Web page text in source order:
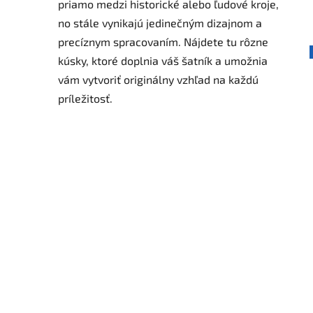
priamo medzi historické alebo ľudové kroje,
no stále vynikajú jedinečným dizajnom a
precíznym spracovaním. Nájdete tu rôzne
kúsky, ktoré doplnia váš šatník a umožnia
vám vytvoriť originálny vzhľad na každú
príležitosť.